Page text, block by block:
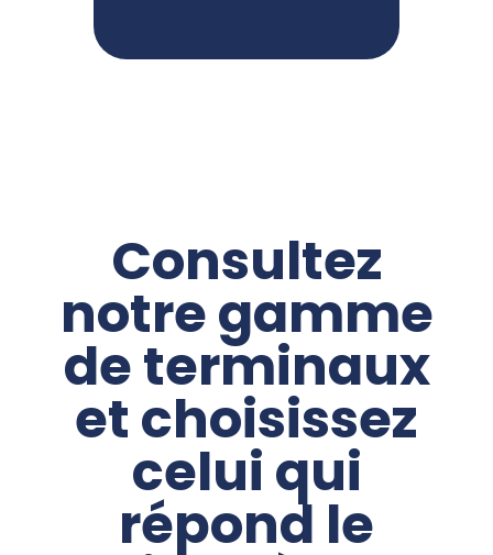
Consultez
notre gamme
de terminaux
et choisissez
celui qui
répond le